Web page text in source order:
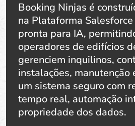
Booking Ninjas é
na Plataforma
pronta para IA,
operadores de edifícios
gerenciem inquilinos,
instalações, manutenção
um sistema seguro com
tempo real, automação
propriedade dos dados.